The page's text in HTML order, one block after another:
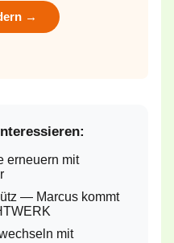
→
erneuern mit
— Marcus kommt
mit